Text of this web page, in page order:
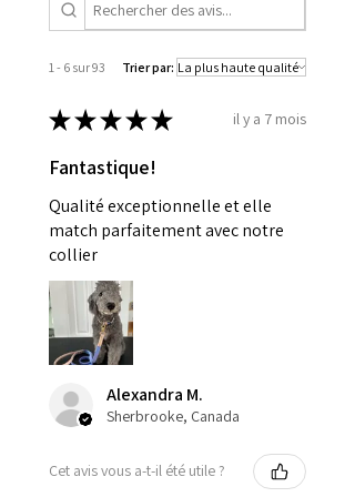
prendre la taille plus grande si
votre chien a tendance à être un
mâcheur plus déterminé.
1 - 6 sur 93 Trier par:
★★★★★ il y a 7 mois
Fantastique!
Qualité exceptionnelle et elle
match parfaitement avec notre
collier
Alexandra M.
Sherbrooke, Canada
Cet avis vous a-t-il été utile ?